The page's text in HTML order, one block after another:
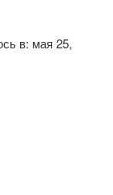
в: мая 25,